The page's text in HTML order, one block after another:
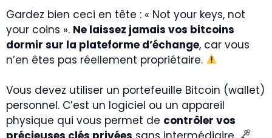
Gardez bien ceci en tête : « Not your keys, not
your coins ». Ne laissez jamais vos bitcoins
dormir sur la plateforme d’échange, car vous
n’en êtes pas réellement propriétaire.
Vous devez utiliser un portefeuille Bitcoin (wallet)
personnel. C’est un logiciel ou un appareil
physique qui vous permet de contrôler vos